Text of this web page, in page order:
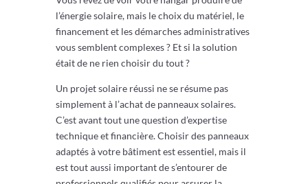
l’énergie solaire, mais le choix du matériel, le
financement et les démarches administratives
vous semblent complexes ? Et si la solution
était de ne rien choisir du tout ?
Un projet solaire réussi ne se résume pas
simplement à l’achat de panneaux solaires.
C’est avant tout une question d’expertise
technique et financière. Choisir des panneaux
adaptés à votre bâtiment est essentiel, mais il
est tout aussi important de s’entourer de